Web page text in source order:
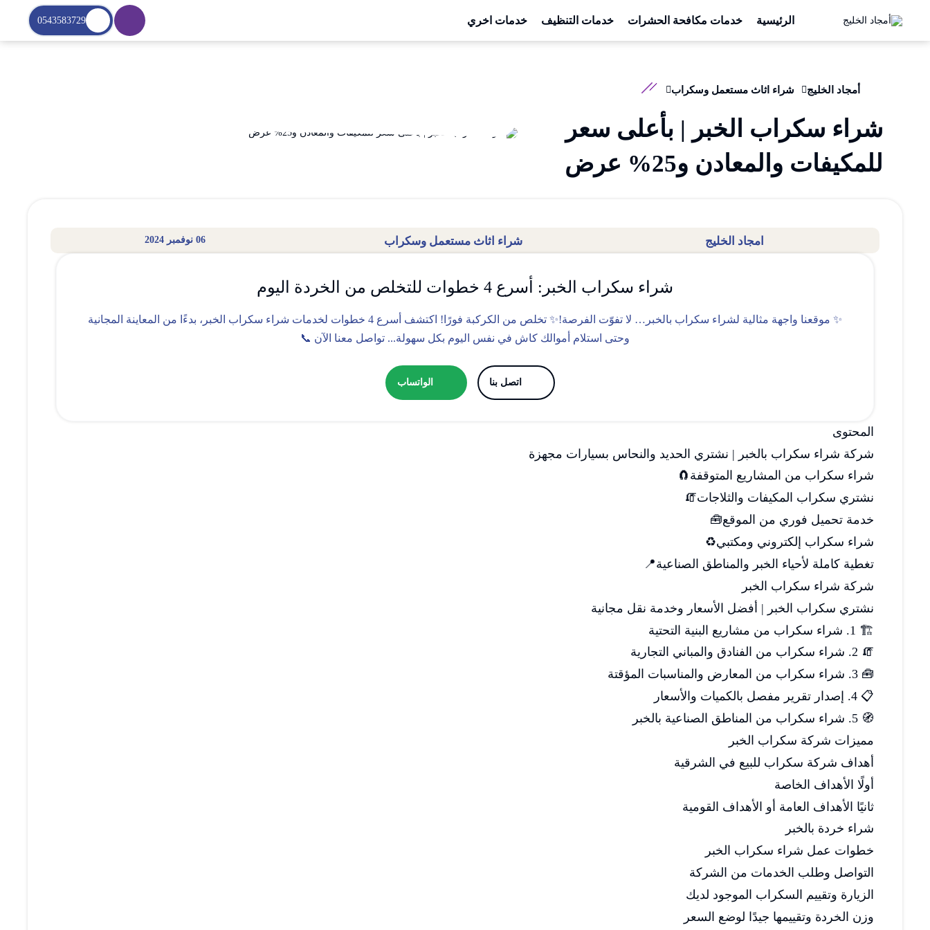
الرئيسية خدمات مكافحة الحشرات خدمات التنظيف خدمات اخري 0543583729
أمجاد الخليج شراء اثاث مستعمل وسكراب
شراء سكراب الخبر | بأعلى سعر
للمكيفات والمعادن و25% عرض
امجاد الخليج شراء اثاث مستعمل وسكراب 06 نوفمبر 2024
شراء سكراب الخبر: أسرع 4 خطوات للتخلص من الخردة اليوم
✨ موقعنا واجهة مثالية لشراء سكراب بالخبر… لا تفوّت الفرصة!✨ تخلص من الكركبة فورًا! اكتشف أسرع 4 خطوات لخدمات شراء سكراب الخبر، بدءًا من المعاينة المجانية
وحتى استلام أموالك كاش في نفس اليوم بكل سهولة... تواصل معنا الآن 📞
اتصل بنا الواتساب
المحتوى
شركة شراء سكراب بالخبر | نشتري الحديد والنحاس بسيارات مجهزة
شراء سكراب من المشاريع المتوقفة🧲
نشتري سكراب المكيفات والثلاجات🧯
خدمة تحميل فوري من الموقع🧰
شراء سكراب إلكتروني ومكتبي♻️
تغطية كاملة لأحياء الخبر والمناطق الصناعية📍
شركة شراء سكراب الخبر
نشتري سكراب الخبر | أفضل الأسعار وخدمة نقل مجانية
🏗️ 1. شراء سكراب من مشاريع البنية التحتية
🧯 2. شراء سكراب من الفنادق والمباني التجارية
🧰 3. شراء سكراب من المعارض والمناسبات المؤقتة
📋 4. إصدار تقرير مفصل بالكميات والأسعار
🧭 5. شراء سكراب من المناطق الصناعية بالخبر
مميزات شركة سكراب الخبر
أهداف شركة سكراب للبيع في الشرقية
أولًا الأهداف الخاصة
ثانيًا الأهداف العامة أو الأهداف القومية
شراء خردة بالخبر
خطوات عمل شراء سكراب الخبر
التواصل وطلب الخدمات من الشركة
الزيارة وتقييم السكراب الموجود لديك
وزن الخردة وتقييمها جيدًا لوضع السعر